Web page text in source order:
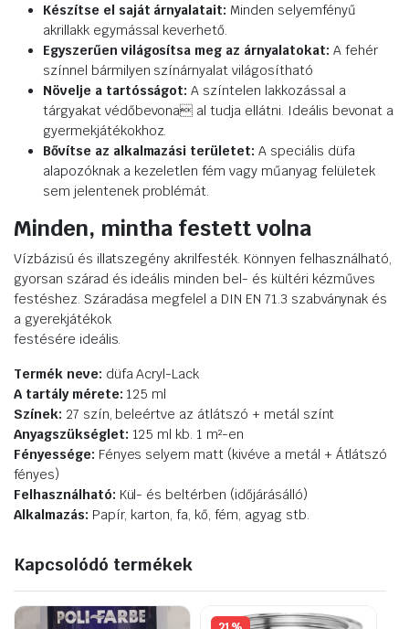
Készítse el saját árnyalatait: Minden selyemfényű
akrillakk egymással keverhető.
Egyszerűen világosítsa meg az árnyalatokat: A fehér
színnel bármilyen színárnyalat világosítható
Növelje a tartósságot: A színtelen lakkozással a
tárgyakat védőbevona al tudja ellátni. Ideális bevonat a
gyermekjátékokhoz.
Bővítse az alkalmazási területet: A speciális düfa
alapozóknak a kezeletlen fém vagy műanyag felületek
sem jelentenek problémát.
Minden, mintha festett volna
Vízbázisú és illatszegény akrilfesték. Könnyen felhasználható,
gyorsan szárad és ideális minden bel- és kültéri kézműves
festéshez. Száradása megfelel a DIN EN 71.3 szabványnak és
a gyerekjátékok
festésére ideális.
Termék neve: düfa Acryl-Lack
A tartály mérete: 125 ml
Színek: 27 szín, beleértve az átlátszó + metál színt
Anyagszükséglet: 125 ml kb. 1 m²-en
Fényessége: Fényes selyem matt (kivéve a metál + Átlátszó
fényes)
Felhasználható: Kül- és beltérben (időjárásálló)
Alkalmazás: Papír, karton, fa, kő, fém, agyag stb.
Kapcsolódó termékek